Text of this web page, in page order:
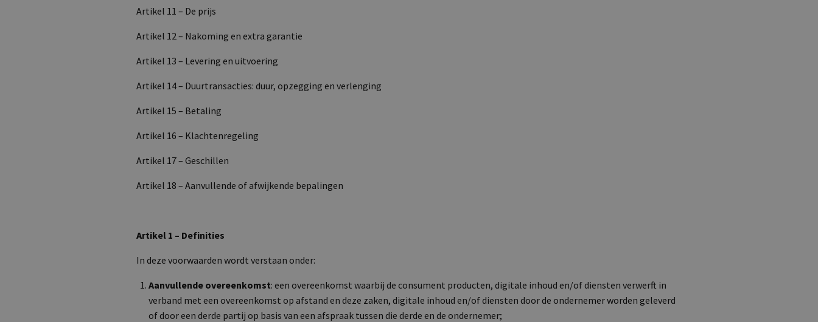
Artikel 11 – De prijs
Artikel 12 – Nakoming en extra garantie
Artikel 13 – Levering en uitvoering
Artikel 14 – Duurtransacties: duur, opzegging en verlenging
Artikel 15 – Betaling
Artikel 16 – Klachtenregeling
Artikel 17 – Geschillen
Artikel 18 – Aanvullende of afwijkende bepalingen
Artikel 1 – Definities
In deze voorwaarden wordt verstaan onder:
Aanvullende overeenkomst: een overeenkomst waarbij de consument producten, digitale inhoud en/of diensten verwerft in
verband met een overeenkomst op afstand en deze zaken, digitale inhoud en/of diensten door de ondernemer worden geleverd
of door een derde partij op basis van een afspraak tussen die derde en de ondernemer;